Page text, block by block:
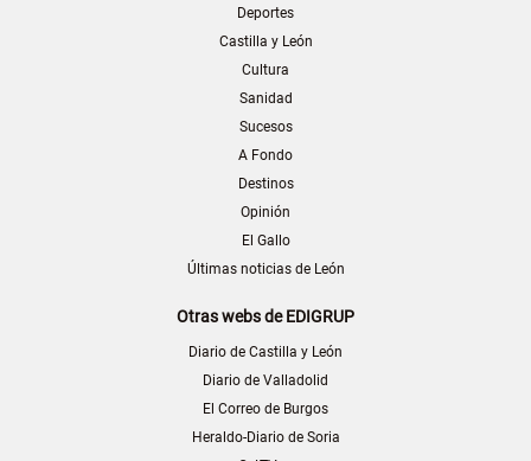
Deportes
Castilla y León
Cultura
Sanidad
Sucesos
A Fondo
Destinos
Opinión
El Gallo
Últimas noticias de León
Otras webs de EDIGRUP
Diario de Castilla y León
Diario de Valladolid
El Correo de Burgos
Heraldo-Diario de Soria